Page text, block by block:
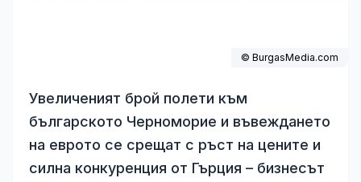
© BurgasMedia.com
Увеличеният брой полети към
българското Черноморие и въвеждането
на еврото се срещат с ръст на цените и
силна конкуренция от Гърция – бизнесът